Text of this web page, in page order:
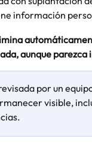
información
aunque parezca
por un
visible,